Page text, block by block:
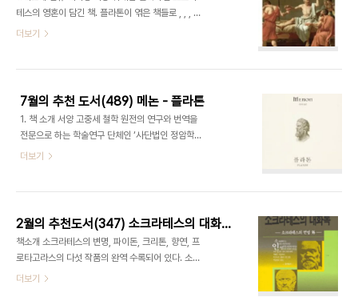
두 사람 모두 명문가 출신이다. 그에게는 형이 둘 있
었는데, 《국가》 편에서 소크라테스와 대화를 하게 되
는 아데이만토스와 글라우콘이 그들이다. 그리고 누
시포스는 플라톤이 죽은 뒤 그의 아카데미아의 원장
쟁과..
테스의 영혼이 담긴 책. 플라톤이 엮은 책들로 , , , 등
4편을 묶었다. 산문문학의 정수로 여겨지며 소크라
태어난 철학자이다. 플라톤은 유명한 펠로폰네소스
전쟁이 시작된 지 4년째 되는 해에 태어났으며, 전쟁
은 기원전 404년에 아테네의 패배로 끝났으므로 전
쟁 속에서 태어나 전쟁 속에서 성장하여 성인이 된다.
그는 맹목적인 삶보다는 의미를 부여할 수 있는 삶이
의 집안은 비교적 상류계급이었고 그러한 배경을 가
에 ..
더보기
7월의 추천 도서(489) 메논 - 플라톤
1. 책 소개 서양 고중세 철학 원전의 연구와 번역을
전문으로 하는 학술연구 단체인 ‘사단법인 정암학
당’의 플라톤 대화편, 이 출간되었다. 2007년 출간
다며 지난 2000년 본격적인 ‘학당’으로 출범한 정
암학당의 기획의도는 이번 대화편 을 통해서도 명료
한 우리말로서 본문을 옮기는 것은 물론 풍부한 주석
의 내용을 통해서도 다시 한 번 확인된다. 옮긴이의
작품해설과 상세한 찾아보기 항목은 독자의 원전 이
더보기
2월의 추천도서(347) 소크라테스의 대화록 - 플라톤
책소개 소크라테스의 변명, 파이돈, 크리톤, 향연, 프
로타고라스의 다섯 작품의 완역 수록되어 있다. 소크
라테스는 독특한 문답식 대화로써 상대방의 오류와
더보기